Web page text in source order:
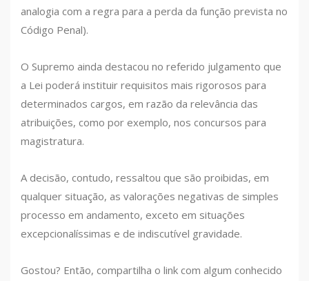
analogia com a regra para a perda da função prevista no
Código Penal).
O Supremo ainda destacou no referido julgamento que
a Lei poderá instituir requisitos mais rigorosos para
determinados cargos, em razão da relevância das
atribuições, como por exemplo, nos concursos para
magistratura.
A decisão, contudo, ressaltou que são proibidas, em
qualquer situação, as valorações negativas de simples
processo em andamento, exceto em situações
excepcionalíssimas e de indiscutível gravidade.
Gostou? Então, compartilha o link com algum conhecido